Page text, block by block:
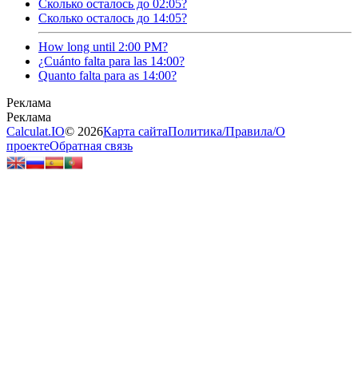
Сколько осталось до 02:05?
Сколько осталось до 14:05?
How long until 2:00 PM?
¿Cuánto falta para las 14:00?
Quanto falta para as 14:00?
Calculat.IO© 2026Карта сайтаПолитика/Правила/О
проектеОбратная связь